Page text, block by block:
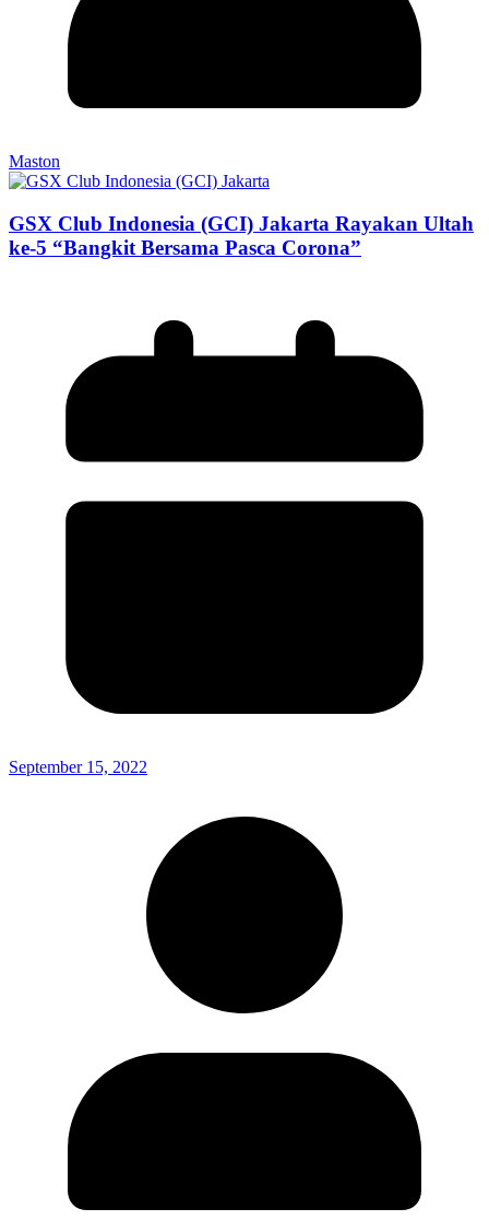
Maston
GSX Club Indonesia (GCI) Jakarta Rayakan Ultah
ke-5 “Bangkit Bersama Pasca Corona”
September 15, 2022